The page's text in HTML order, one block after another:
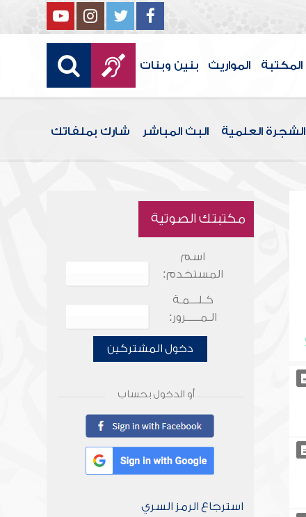
المكتبة المواريث بنين وبنات
الشجرة العلمية البث المباشر شارك بملفاتك
مكتبتك الصوتية
اسم
المستخدم:
كـلـــمـة
الـمـــــرور:
دخول المشتركين
أو الدخول بحساب
استرجاع الرمز السري